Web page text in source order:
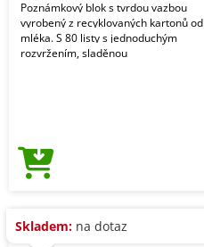
Poznámkový blok s tvrdou vazbou
vyrobený z recyklovaných kartonů od
mléka. S 80 listy s jednoduchým
rozvržením, sladěnou
Skladem: na dotaz